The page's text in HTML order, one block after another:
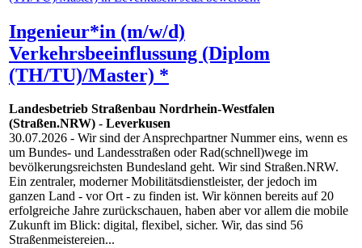
Ingenieur*in (m/w/d)
Verkehrsbeeinflussung (Diplom
(TH/TU)/Master) *
Landesbetrieb Straßenbau Nordrhein-Westfalen
(Straßen.NRW) - Leverkusen
30.07.2026 - Wir sind der Ansprechpartner Nummer eins, wenn es
um Bundes- und Landesstraßen oder Rad(schnell)wege im
bevölkerungsreichsten Bundesland geht. Wir sind Straßen.NRW.
Ein zentraler, moderner Mobilitätsdienstleister, der jedoch im
ganzen Land - vor Ort - zu finden ist. Wir können bereits auf 20
erfolgreiche Jahre zurückschauen, haben aber vor allem die mobile
Zukunft im Blick: digital, flexibel, sicher. Wir, das sind 56
Straßenmeistereien...